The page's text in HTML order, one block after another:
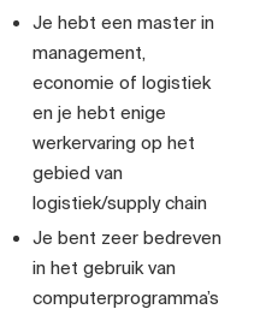
Je hebt een master in
management,
economie of logistiek
en je hebt enige
werkervaring op het
gebied van
logistiek/supply chain
Je bent zeer bedreven
in het gebruik van
computerprogramma’s